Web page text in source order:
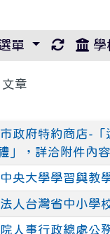
單 重新取學
章
政府特約商店-
」，詳洽附件內容
央大學學習與教
人台灣省中小學
人事行政總處公